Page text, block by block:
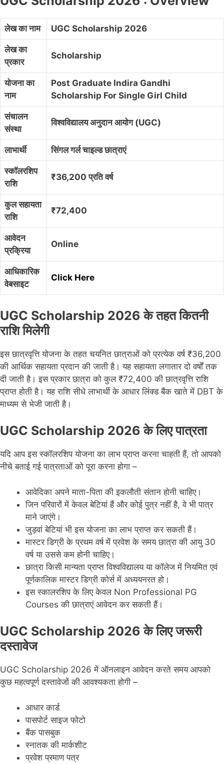
लेख का नाम UGC Scholarship 2026
लेख का
प्रकार
Scholarship
योजना का
नाम
Post Graduate Indira Gandhi
Scholarship For Single Girl Child
संचालन
संस्था
विश्वविद्यालय अनुदान आयोग (UGC)
लाभार्थी सिंगल गर्ल चाइल्ड छात्राएं
स्कॉलरशिप
राशि
₹36,200 प्रति वर्ष
कुल सहायता
राशि
₹72,400
आवेदन
प्रक्रिया
Online
आधिकारिक
वेबसाइट
Click Here
UGC Scholarship 2026 के तहत कितनी
राशि मिलेगी
इस छात्रवृत्ति योजना के तहत चयनित छात्राओं को प्रत्येक वर्ष ₹36,200
की आर्थिक सहायता प्रदान की जाती है। यह सहायता लगातार दो वर्षों तक
दी जाती है। इस प्रकार छात्रा को कुल ₹72,400 की छात्रवृत्ति राशि
प्राप्त होती है। यह राशि सीधे लाभार्थी के आधार लिंक्ड बैंक खाते में DBT के
माध्यम से भेजी जाती है।
UGC Scholarship 2026 के लिए पात्रता
यदि आप इस स्कॉलरशिप योजना का लाभ प्राप्त करना चाहती हैं, तो आपको
नीचे बताई गई पात्रताओं को पूरा करना होगा –
आवेदिका अपने माता-पिता की इकलौती संतान होनी चाहिए।
जिन परिवारों में केवल बेटियां हैं और कोई पुत्र नहीं है, वे भी पात्र
माने जाएंगे।
जुड़वां बेटियां भी इस योजना का लाभ प्राप्त कर सकती हैं।
मास्टर डिग्री के प्रथम वर्ष में प्रवेश के समय छात्रा की आयु 30
वर्ष या उससे कम होनी चाहिए।
छात्रा किसी मान्यता प्राप्त विश्वविद्यालय या कॉलेज में नियमित एवं
पूर्णकालिक मास्टर डिग्री कोर्स में अध्ययनरत हो।
इस स्कालरशिप के लिए केवल Non Professional PG
Courses की छात्राएं आवेदन कर सकती हैं।
UGC Scholarship 2026 के लिए जरूरी
दस्तावेज
UGC Scholarship 2026 में ऑनलाइन आवेदन करते समय आपको
कुछ महत्वपूर्ण दस्तावेजों की आवश्यकता होगी –
आधार कार्ड
पासपोर्ट साइज फोटो
बैंक पासबुक
स्नातक की मार्कशीट
प्रवेश प्रमाण पत्र